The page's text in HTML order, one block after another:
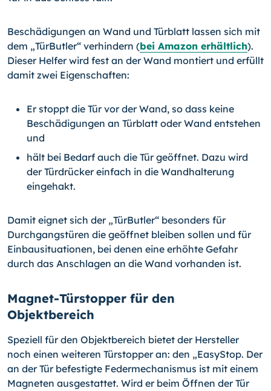
Beschädigungen an Wand und Türblatt lassen sich mit
dem „TürButler“ verhindern (bei Amazon erhältlich).
Dieser Helfer wird fest an der Wand montiert und erfüllt
damit zwei Eigenschaften:
Er stoppt die Tür vor der Wand, so dass keine
Beschädi­gungen an Türblatt oder Wand entstehen
und
hält bei Bedarf auch die Tür geöffnet. Dazu wird
der Türdrücker einfach in die Wandhalterung
eingehakt.
Damit eignet sich der „TürButler“ besonders für
Durchgangstüren die geöffnet bleiben sollen und für
Einbausituationen, bei denen eine erhöhte Gefahr
durch das Anschlagen an die Wand vorhanden ist.
Magnet-Türstopper für den
Objektbereich
Speziell für den Objektbereich bietet der Hersteller
noch einen weiteren Türstopper an: den „EasyStop. Der
an der Tür befestigte Federmechanismus ist mit einem
Mag­neten ausgestattet. Wird er beim Öffnen der Tür